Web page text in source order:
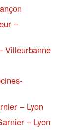
–
Villeurbanne
– Lyon
– Lyon